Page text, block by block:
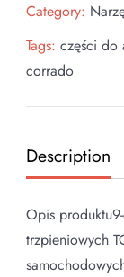
Category:
Tags: części do
corrado
Description
Opis
trzpieniowych